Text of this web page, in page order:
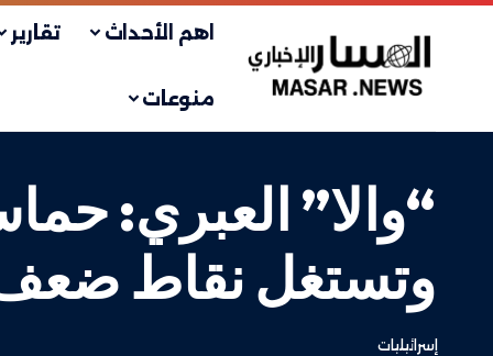
اهم الأحداث تقارير
منوعات
“والا” العبري:
وتستغل نقاط ضعف
إسرائيليات